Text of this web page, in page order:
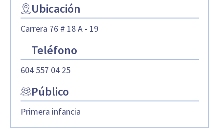
Ubicación
Carrera 76 # 18 A - 19
Teléfono
604 557 04 25
Público
Primera infancia